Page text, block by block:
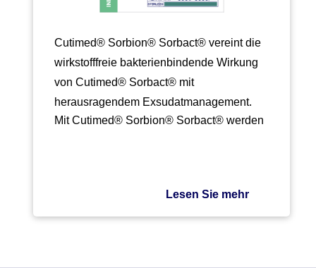
Cutimed® Sorbion® Sorbact® vereint die
wirkstofffreie bakterienbindende Wirkung
von Cutimed® Sorbact® mit
herausragendem Exsudatmanagement.
Mit Cutimed® Sorbion® Sorbact® werden
Lesen Sie mehr